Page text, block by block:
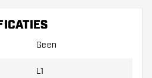
slijten of kapot gaan
Geen
L1